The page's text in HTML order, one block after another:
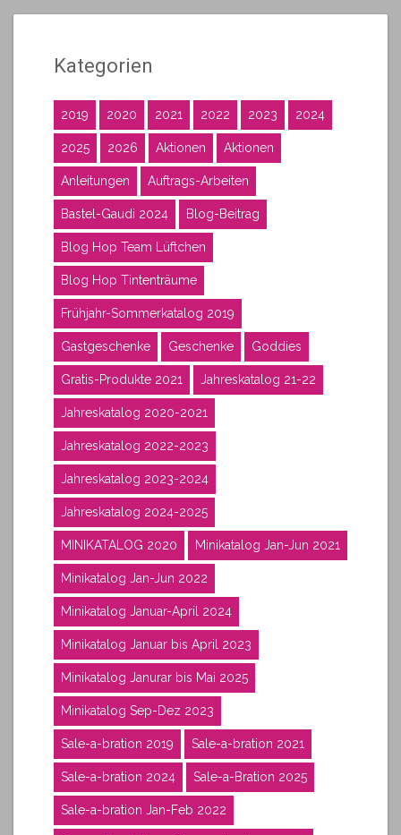
Kategorien
2019 2020 2021 2022 2023 2024
2025 2026 Aktionen Aktionen
Anleitungen Auftrags-Arbeiten
Bastel-Gaudi 2024 Blog-Beitrag
Blog Hop Team Lüftchen
Blog Hop Tintenträume
Frühjahr-Sommerkatalog 2019
Gastgeschenke Geschenke Goddies
Gratis-Produkte 2021 Jahreskatalog 21-22
Jahreskatalog 2020-2021
Jahreskatalog 2022-2023
Jahreskatalog 2023-2024
Jahreskatalog 2024-2025
MINIKATALOG 2020 Minikatalog Jan-Jun 2021
Minikatalog Jan-Jun 2022
Minikatalog Januar-April 2024
Minikatalog Januar bis April 2023
Minikatalog Janurar bis Mai 2025
Minikatalog Sep-Dez 2023
Sale-a-bration 2019 Sale-a-bration 2021
Sale-a-bration 2024 Sale-a-Bration 2025
Sale-a-bration Jan-Feb 2022